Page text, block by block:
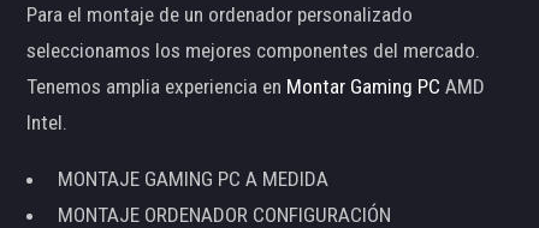
Para el montaje de un ordenador personalizado
seleccionamos los mejores componentes del mercado.
Tenemos amplia experiencia en Montar Gaming PC AMD
Intel.
MONTAJE GAMING PC A MEDIDA
MONTAJE ORDENADOR CONFIGURACIÓN